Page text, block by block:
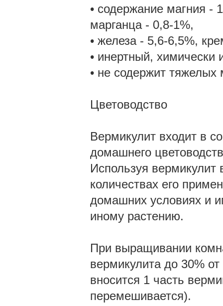
• содержание магния -
марганца - 0,8-1%,
• железа - 5,6-6,5%,
• инертный, химически
• не содержит тяжелых
Цветоводство
Вермикулит входит в
домашнего
Используя вермикулит
количествах его
домашних условиях и
иному растению.
При выращивании
вермикулита до 30%
вносится 1 часть
перемешивается).